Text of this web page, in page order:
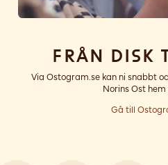
Från
Via Ostogram.se kan ni snabbt
Norins Ost
Gå till